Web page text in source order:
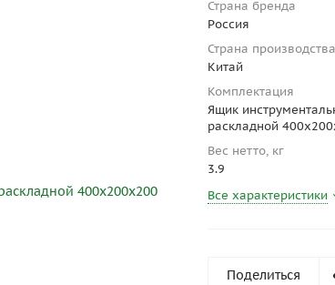
Страна бренда
Россия
Страна производства
Китай
Комплектация
Ящик
раскладной
Вес нетто, кг
3.9
Все характеристики
Поделиться